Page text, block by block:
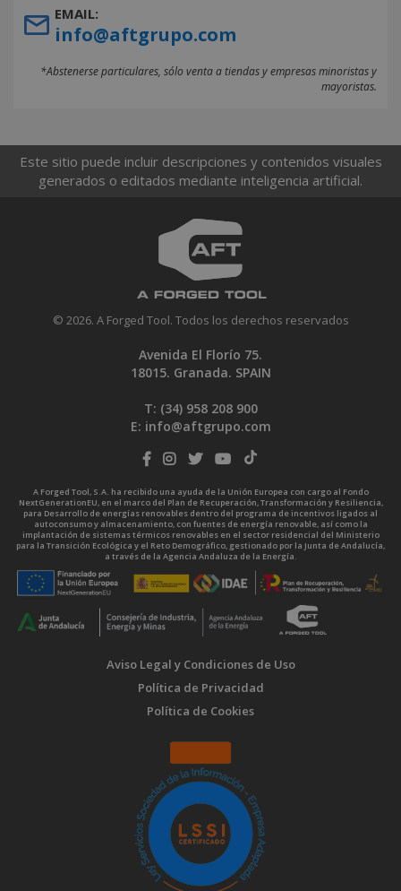
EMAIL:
info@aftgrupo.com
*Abstenerse particulares, sólo venta a tiendas y empresas minoristas y
mayoristas.
Este sitio puede incluir descripciones y contenidos visuales
generados o editados mediante inteligencia artificial.
© 2026. A Forged Tool. Todos los derechos reservados
Avenida El Florío 75.
18015. Granada. SPAIN
T: (34) 958 208 900
E: info@aftgrupo.com
A Forged Tool, S.A. ha recibido una ayuda de la Unión Europea con cargo al Fondo
NextGenerationEU, en el marco del Plan de Recuperación, Transformación y Resiliencia,
para Desarrollo de energías renovables dentro del programa de incentivos ligados al
autoconsumo y almacenamiento, con fuentes de energía renovable, así como la
implantación de sistemas térmicos renovables en el sector residencial del Ministerio
para la Transición Ecológica y el Reto Demográfico, gestionado por la Junta de Andalucía,
a través de la Agencia Andaluza de la Energía.
Aviso Legal y Condiciones de Uso
Política de Privacidad
Política de Cookies